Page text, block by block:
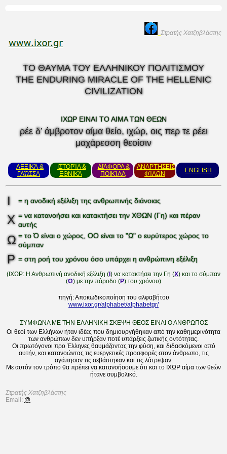
Στρατής Χατζηβλάστης
ΤΟ ΘΑΥΜΑ ΤΟΥ ΕΛΛΗΝΙΚΟΥ ΠΟΛΙΤΙΣΜΟΥ
THE ENDURING MIRACLE OF THE HELLENIC
CIVILIZATION
ΙΧΩΡ ΕΙΝΑΙ ΤΟ ΑΙΜΑ ΤΩΝ ΘΕΩΝ
ρέε δ’ άμβροτον αίμα θείο, ιχώρ, οις περ τε ρέει
μαχάρεσση θεοίσιν
ΛΕΞΙΚΆ &
ΓΛΏΣΣΑ
ΙΣΤΟΡΊΑ &
ΕΘΝΙΚΆ
ΔΙΆΦΟΡΑ &
ΠΟΙΚΊΛΑ
ΑΝΑΡΤΉΣΕΙΣ
ΦΊΛΩΝ
ENGLISH
Ι = η ανοδική εξέλιξη της ανθρωπινής διάνοιας
Χ = να κατανοήσει και κατακτήσει την ΧΘΩΝ (Γη) και πέραν
αυτής
Ω = το Ό είναι ο χώρος, OO είναι το "Ω" ο ευρύτερος χώρος το
σύμπαν
Ρ = στη ροή του χρόνου όσο υπάρχει η ανθρώπινη εξέλιξη
(ΙΧΩΡ: Η Ανθρωπινή ανοδική εξέλιξη ( ) να κατακτήσει την Γη (Χ) και το σύμπαν
(Ω) με την πάροδο (Ρ) του χρόνου)
πηγή: Αποκωδικοποίηση του αλφαβήτου
www.ixor.gr/alphabet/alphabetgr/
ΣΥΜΦΩΝΑ ΜΕ ΤΗΝ ΕΛΛΗΝΙΚΗ ΣΚΕΨΗ ΘΕΟΣ ΕΙΝΑΙ Ο ΑΝΘΡΩΠΟΣ
Οι θεοί των Ελλήνων ήταν ιδέες που δημιουργήθηκαν από την καθημερινότητα
των ανθρώπων δεν υπήρξαν ποτέ υπάρξεις ζωτικής οντότητας.
Οι πρωτόγονοι προ Έλληνες θαυμάζοντας την φύση, και διδασκόμενοι από
αυτήν, και κατανοώντας τις ευεργετικές προσφορές στον άνθρωπο, τις
αγάπησαν τις σεβάστηκαν και τις λάτρεψαν.
Με αυτόν τον τρόπο θα πρέπει να κατανοήσουμε ότι και το ΙΧΩΡ αίμα των θεών
ήτανε συμβολικό.
Στρατής Χατζηβλάστης
Email: @